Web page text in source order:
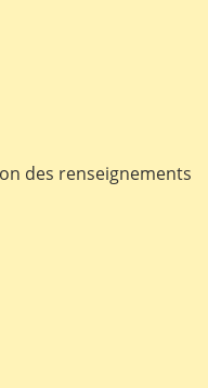
des renseignements